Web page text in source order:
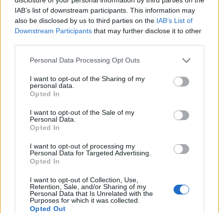
IAB’s list of downstream participants. This information may
also be disclosed by us to third parties on the IAB’s List of
Downstream Participants that may further disclose it to other
Personal Data Processing Opt Outs
I want to opt-out of the Sharing of my
personal data.
Opted In
I want to opt-out of the Sale of my
Personal Data.
Opted In
I want to opt-out of processing my
Personal Data for Targeted Advertising.
Opted In
I want to opt-out of Collection, Use,
Retention, Sale, and/or Sharing of my
Personal Data that Is Unrelated with the
Purposes for which it was collected.
Opted Out
Μυτιλήνης στις 3 Ιουνίου, ανάλογο
συμβάν καταγράφηκε κατά την
πρόσδεση του πλοίου στο λιμάνι
του Ηρακλείου
Πώς αμείβεται η εργασία τον
Τι ισχύει για μισθούς και
ημερομίσθια, την προσαύξηση 75%
και την απασχόληση κατά την έκτη
της ΓΣΕΕ
Η ΑΝΤΑΡΣΥΑ Λέσβου κατά της
Λευκής Νύχτας στη Μυτιλήνη
εμποροϋπαλλήλων και ζητά
αυξήσεις μισθών και μείωση του
χρόνου εργασίας